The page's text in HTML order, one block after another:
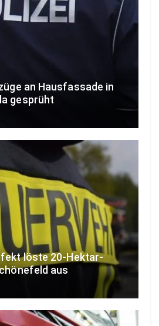
an Hausfassade in
gesprüht
löste 20-Hektar-
aus